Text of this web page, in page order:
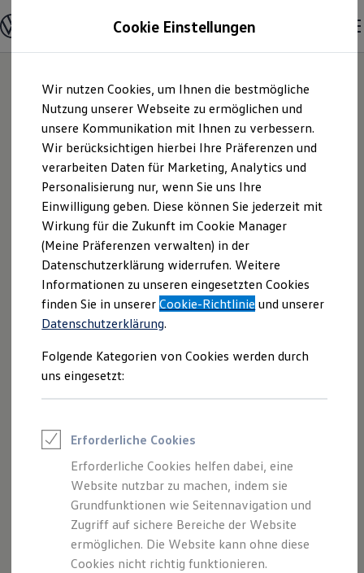
Hauptinhalt
springen
Footer
springen
Modelle und Konfigurator
Konfigurator
Modelle vergleichen
Elektroautos
ENERGY Sondermodelle
Nutzfahrzeuge
SUV und CUV
Familienautos
Kombis
Kompaktwagen
Sportwagen
Schnell verfügbare Fahrzeuge
Angebote und Produkte
Aktuelle Angebote
E-Auto-Förderung
Volkswagen Marktplatz
Die ENERGY Sondermodelle
Junge Gebrauchtwagen und Gebrauchtwagen
Volkswagen Zertifizierte Gebrauchtwagen
Elektromobilität bei Gebrauchtwagen
Saisonangebote
Reifenpakete
Leasing
Leasing-Angebote
Elektroauto Leasing
Kleinwagen-Leasing
Leasing ohne Anzahlung
Finanzierung
Autokredit mit Schlussrate
Versicherungen und Garantien
Kfz-Versicherung
Restschuldversicherungen
Garantien
Autohaus M.A.X.
GmbH | Impressum
& Rechtliches
Hier finden Sie Informationen über uns
(Autohaus M.A.X. GmbH) als
verantwortlichen Anbieter von Inhalten
und Angeboten, die auf dieser Website
speziell aufgeführt sind.
Impressum
Datenschutzerklärung
Nutzung von Terminbuchung Online
Cookie Einstellungen
Wir nutzen Cookies, um Ihnen die bestmögliche
Nutzung unserer Webseite zu ermöglichen und
unsere Kommunikation mit Ihnen zu verbessern.
Wir berücksichtigen hierbei Ihre Präferenzen und
verarbeiten Daten für Marketing, Analytics und
Personalisierung nur, wenn Sie uns Ihre
Einwilligung geben. Diese können Sie jederzeit mit
Wirkung für die Zukunft im Cookie Manager
(Meine Präferenzen verwalten) in der
Datenschutzerklärung widerrufen. Weitere
Informationen zu unseren eingesetzten Cookies
finden Sie in unsererCookie-Richtlinie und unserer
Datenschutzerklärung.
Folgende Kategorien von Cookies werden durch
uns eingesetzt:
Erforderliche Cookies
Erforderliche Cookies helfen dabei, eine
Website nutzbar zu machen, indem sie
Grundfunktionen wie Seitennavigation und
Zugriff auf sichere Bereiche der Website
ermöglichen. Die Website kann ohne diese
Cookies nicht richtig funktionieren.